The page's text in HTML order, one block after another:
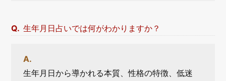
生年月日占いでは何がわかりますか？
生年月日から導かれる本質、性格の特徴、低迷